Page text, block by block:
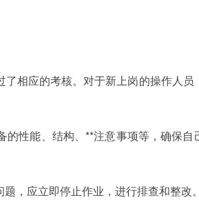
相应的考核。对于新上岗的操作人员
性能、结构、**注意事项等，确保自
，应立即停止作业，进行排查和整改。